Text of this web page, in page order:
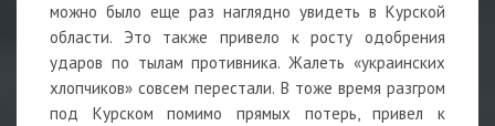
можно было еще раз наглядно увидеть в Курской
области. Это также привело к росту одобрения
ударов по тылам противника. Жалеть «украинских
хлопчиков» совсем перестали. В тоже время разгром
под Курском помимо прямых потерь, привел к